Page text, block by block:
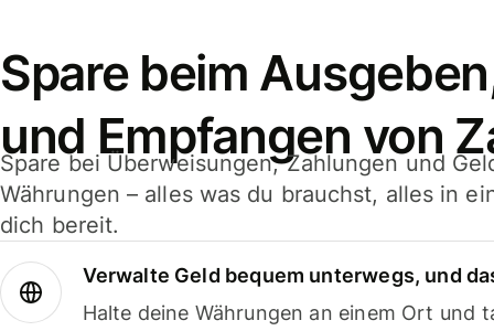
Spare beim
und Empfangen von
Spare bei Überweisungen, Zahlungen und
Währungen – alles was du brauchst, alles in
dich bereit.
Verwalte Geld bequem unterwegs, und
Halte deine Währungen an einem Ort und